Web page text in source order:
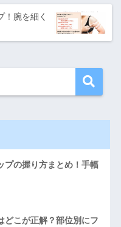
！腕を細く
プの握り方まとめ！手幅
どこが正解？部位別にフ